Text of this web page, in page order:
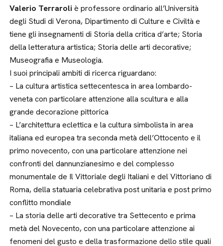
Valerio Terraroli è professore ordinario all’Università
degli Studi di Verona, Dipartimento di Culture e Civiltà e
tiene gli insegnamenti di Storia della critica d’arte; Storia
della letteratura artistica; Storia delle arti decorative;
Museografia e Museologia.
I suoi principali ambiti di ricerca riguardano:
– La cultura artistica settecentesca in area lombardo-
veneta con particolare attenzione alla scultura e alla
grande decorazione pittorica
– L’architettura eclettica e la cultura simbolista in area
italiana ed europea tra seconda metà dell’Ottocento e il
primo novecento, con una particolare attenzione nei
confronti del dannunzianesimo e del complesso
monumentale de Il Vittoriale degli Italiani e del Vittoriano di
Roma, della statuaria celebrativa post unitaria e post primo
conflitto mondiale
– La storia delle arti decorative tra Settecento e prima
metà del Novecento, con una particolare attenzione ai
fenomeni del gusto e della trasformazione dello stile quali